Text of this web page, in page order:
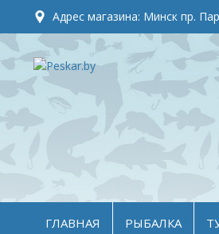
Адрес магазина: Минск пр.
ГЛАВНАЯ РЫБАЛКА